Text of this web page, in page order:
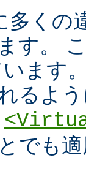
多くの
す。
ます
るよ
でも